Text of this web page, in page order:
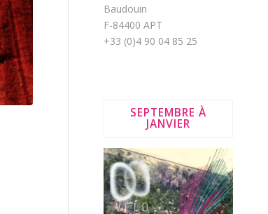
Baudouin
F-84400 APT
+33 (0)4 90 04 85 25
SEPTEMBRE À
JANVIER